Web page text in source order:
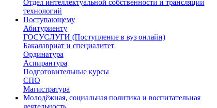
Отдел интеллектуальной собственности и трансляции
технологий
Поступающему
Абитуриенту
ГОСУСЛУГИ (Поступление в вуз онлайн)
Бакалавриат и специалитет
Ординатура
Аспирантура
Подготовительные курсы
СПО
Магистратура
Молодёжная, социальная политика и воспитательная
деятельность